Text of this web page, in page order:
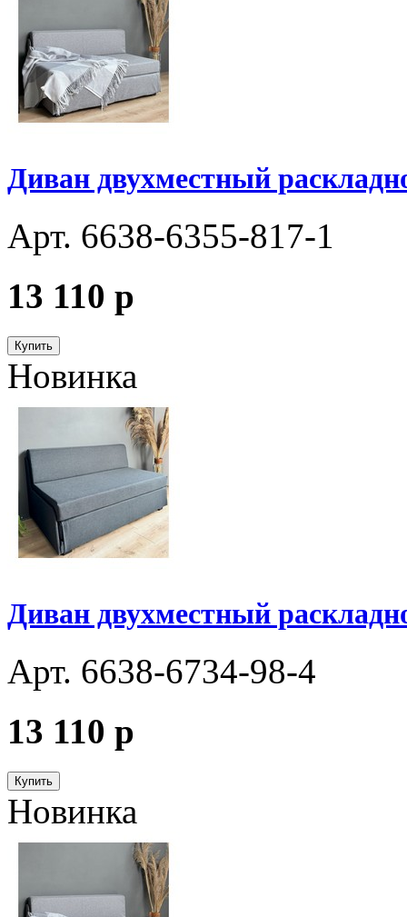
Диван двухместный
Арт. 6638-6355-817-1
13 110 p
Купить
Новинка
Диван двухместный
Арт. 6638-6734-98-4
13 110 p
Купить
Новинка